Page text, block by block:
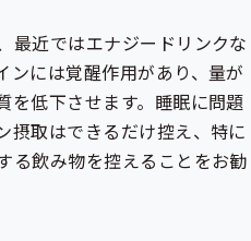
最近ではエナジードリンクな
ンには覚醒作用があり、量が
を低下させます。睡眠に問題
摂取はできるだけ控え、特に
る飲み物を控えることをお勧